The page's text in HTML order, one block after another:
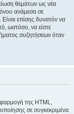
θεμάτων ως νέα
ανάμεσα σε
Είναι επίσης δυνατόν να
ωστόσο, να είστε
συζητήσεων όταν
της HTML,
σε συγκεκριμένα